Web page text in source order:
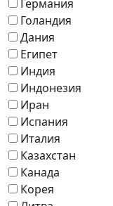
Германия
Голандия
Дания
Египет
Индия
Индонезия
Иран
Испания
Италия
Казахстан
Канада
Корея